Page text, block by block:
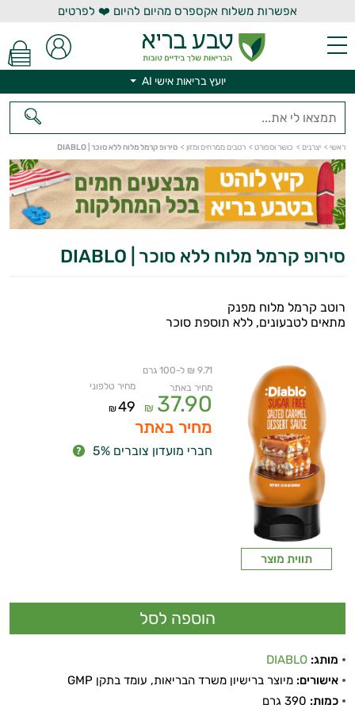
אפשרות משלוח אקספרס מהיום להיום ❤️ לפרטים
יועץ בריאות אישי AI
ראשי > יצרנים > כושר וספורט > רטבים ממרחים ומזון > סירופ קרמל מלוח ללא סוכר | DIABLO
סירופ קרמל מלוח ללא סוכר | DIABLO
רוטב קרמל מלוח מפנק
מתאים לטבעונים, ללא תוספת סוכר
תווית מוצר
9.71 ₪ ל-100 גרם
מחיר באתר
37.90
₪
מחיר טלפוני
49
₪
מחיר באתר
חברי מועדון צוברים 5%
מותג: DIABLO
אישורים: מיוצר ברישיון משרד הבריאות, עומד בתקן GMP
כמות:
יועץ בריאות אישי AI